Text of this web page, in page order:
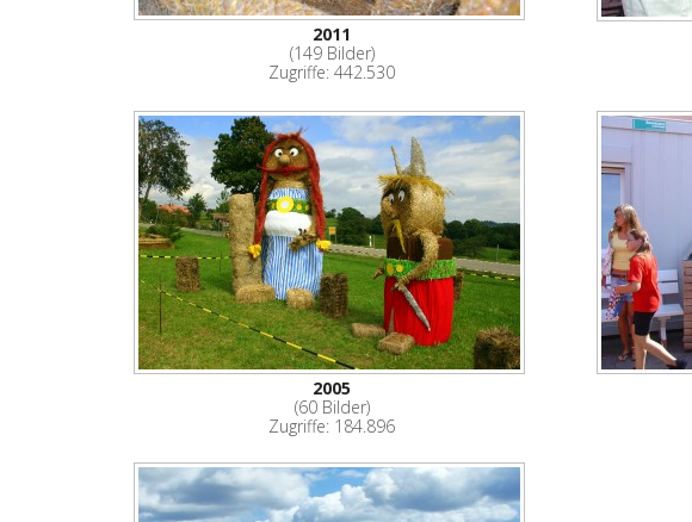
2011
(149 Bilder)
Zugriffe: 442.530
2005
(60 Bilder)
Zugriffe: 184.896